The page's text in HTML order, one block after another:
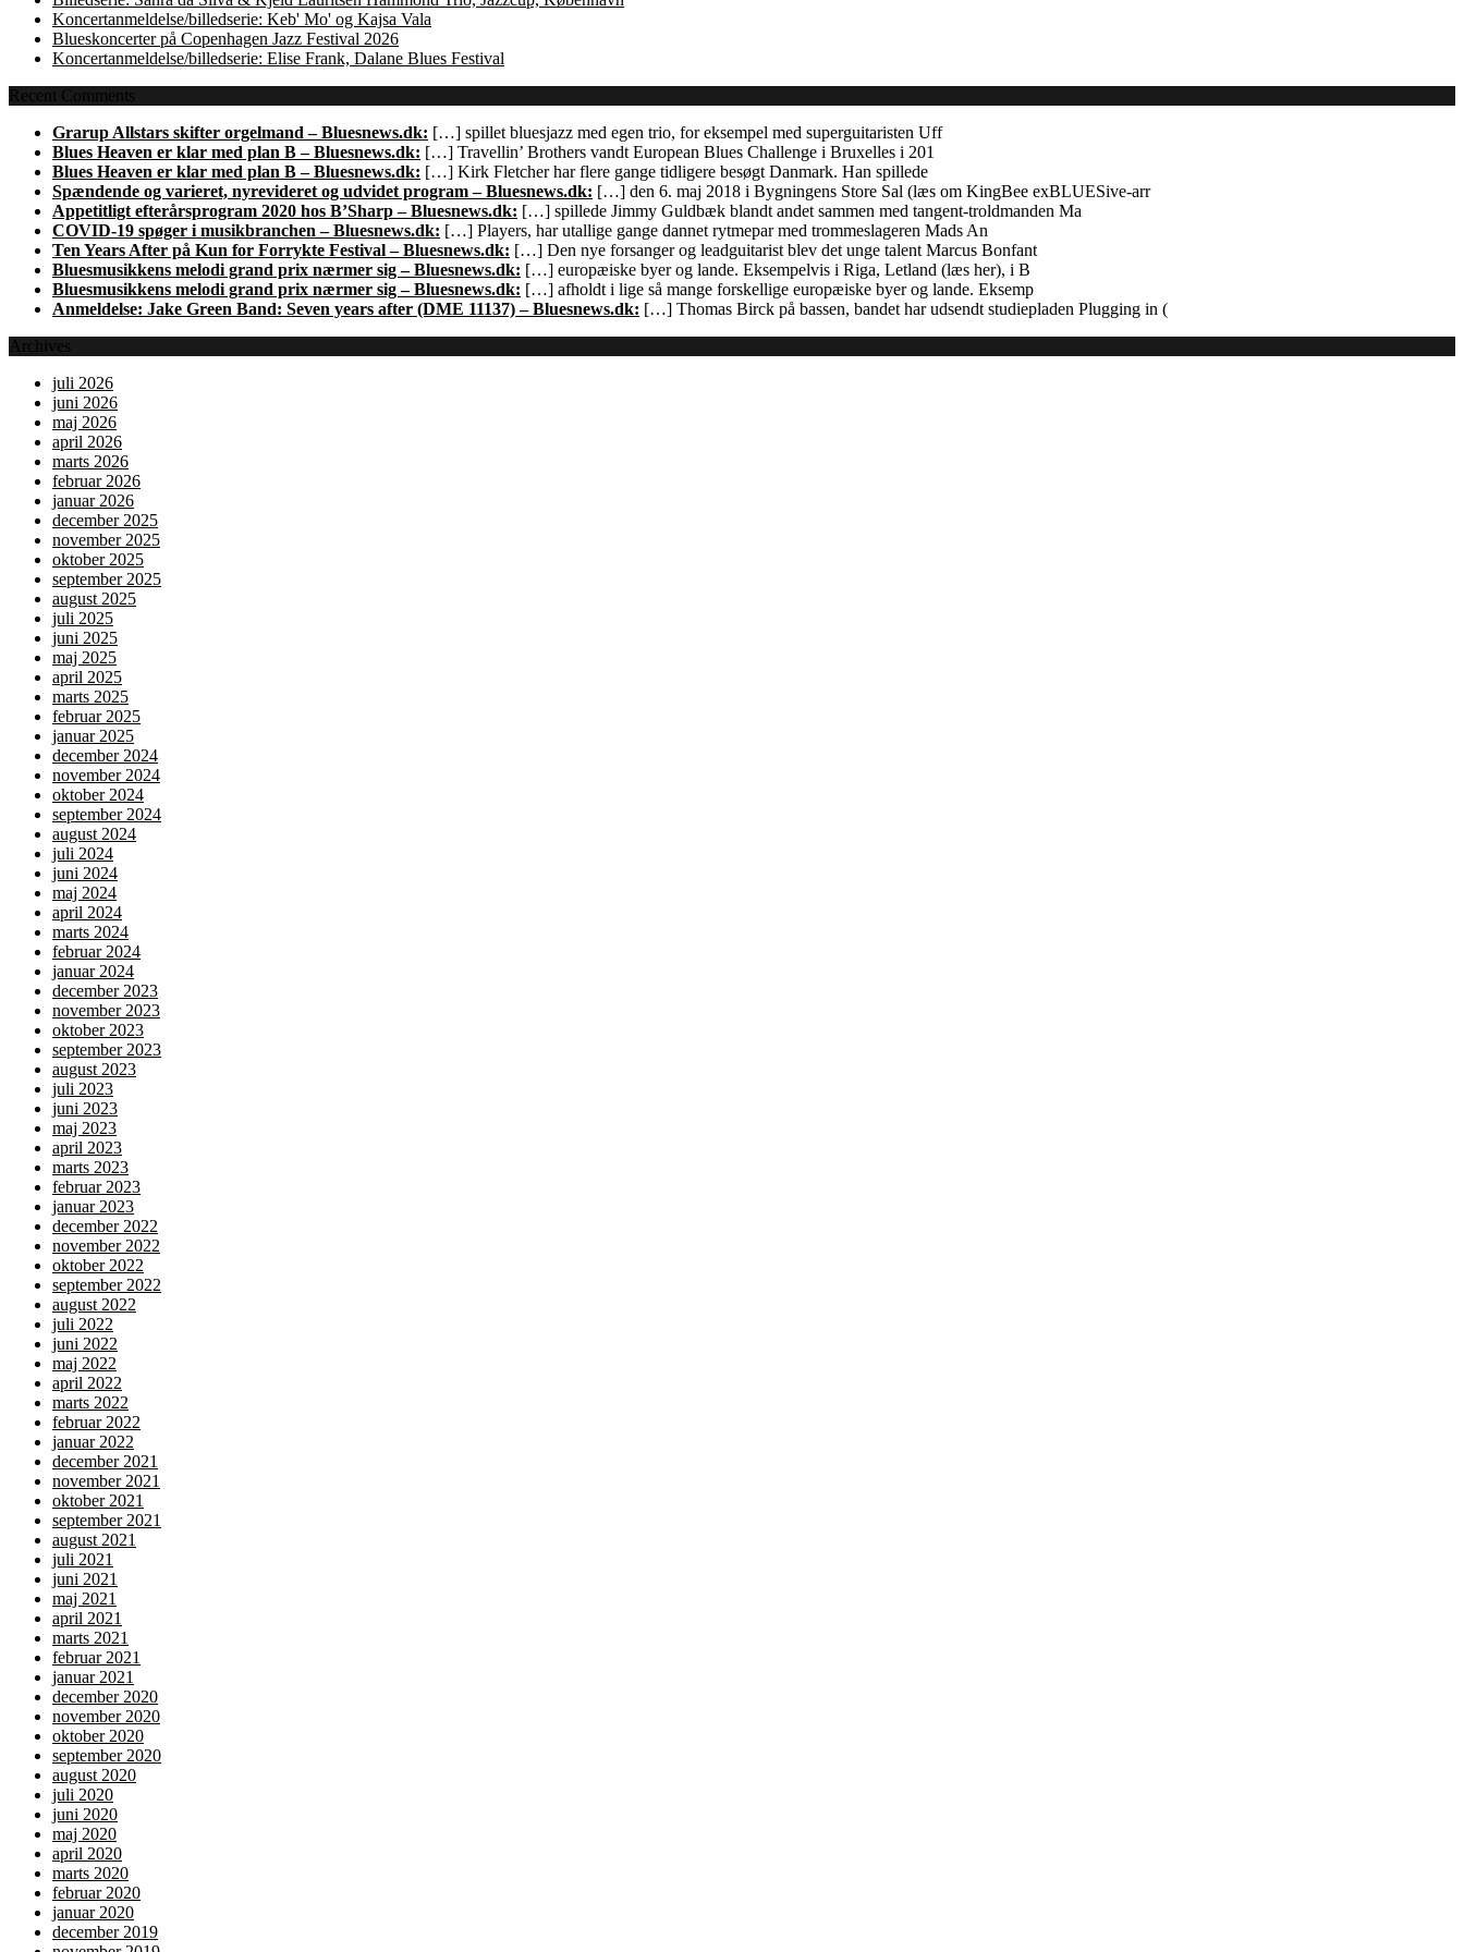
Koncertanmeldelse/billedserie: Keb' Mo' og Kajsa Vala
Blueskoncerter på Copenhagen Jazz Festival 2026
Koncertanmeldelse/billedserie: Elise Frank, Dalane Blues Festival
Recent Comments
Grarup Allstars skifter orgelmand – Bluesnews.dk: […] spillet bluesjazz med egen trio, for eksempel med superguitaristen Uff
Blues Heaven er klar med plan B – Bluesnews.dk: […] Travellin’ Brothers vandt European Blues Challenge i Bruxelles i 201
Blues Heaven er klar med plan B – Bluesnews.dk: […] Kirk Fletcher har flere gange tidligere besøgt Danmark. Han spillede
Spændende og varieret, nyrevideret og udvidet program – Bluesnews.dk: […] den 6. maj 2018 i Bygningens Store Sal (læs om KingBee exBLUESive-arr
Appetitligt efterårsprogram 2020 hos B’Sharp – Bluesnews.dk: […] spillede Jimmy Guldbæk blandt andet sammen med tangent-troldmanden Ma
COVID-19 spøger i musikbranchen – Bluesnews.dk: […] Players, har utallige gange dannet rytmepar med trommeslageren Mads An
Ten Years After på Kun for Forrykte Festival – Bluesnews.dk: […] Den nye forsanger og leadguitarist blev det unge talent Marcus Bonfant
Bluesmusikkens melodi grand prix nærmer sig – Bluesnews.dk: […] europæiske byer og lande. Eksempelvis i Riga, Letland (læs her), i B
Bluesmusikkens melodi grand prix nærmer sig – Bluesnews.dk: […] afholdt i lige så mange forskellige europæiske byer og lande. Eksemp
Anmeldelse: Jake Green Band: Seven years after (DME 11137) – Bluesnews.dk: […] Thomas Birck på bassen, bandet har udsendt studiepladen Plugging in (
Archives
juli 2026
juni 2026
maj 2026
april 2026
marts 2026
februar 2026
januar 2026
december 2025
november 2025
oktober 2025
september 2025
august 2025
juli 2025
juni 2025
maj 2025
april 2025
marts 2025
februar 2025
januar 2025
december 2024
november 2024
oktober 2024
september 2024
august 2024
juli 2024
juni 2024
maj 2024
april 2024
marts 2024
februar 2024
januar 2024
december 2023
november 2023
oktober 2023
september 2023
august 2023
juli 2023
juni 2023
maj 2023
april 2023
marts 2023
februar 2023
januar 2023
december 2022
november 2022
oktober 2022
september 2022
august 2022
juli 2022
juni 2022
maj 2022
april 2022
marts 2022
februar 2022
januar 2022
december 2021
november 2021
oktober 2021
september 2021
august 2021
juli 2021
juni 2021
maj 2021
april 2021
marts 2021
februar 2021
januar 2021
december 2020
november 2020
oktober 2020
september 2020
august 2020
juli 2020
juni 2020
maj 2020
april 2020
marts 2020
februar 2020
januar 2020
december 2019